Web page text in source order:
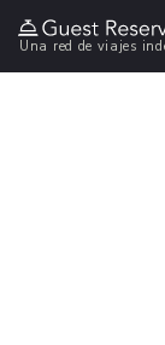
Una red de viajes